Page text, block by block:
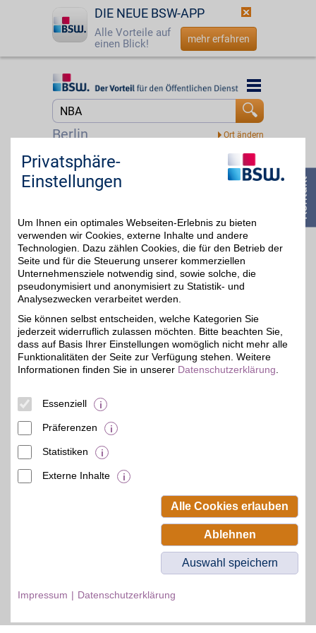
DIE NEUE BSW-APP
Alle Vorteile auf
einen Blick!
mehr erfahren
Startseite
☎ 0800 - 279 25 82
Berlin
Startseite
DAZN
Mit dem Livesport-
Jahr erleben: von zu
Hause, unterwegs,
zeitversetzt oder im
Rückblick. Jetzt das
umfangreiche
Sportangebot genießen
und BSW-Vorteil sichern.
Zum Partnerprofil
4%
DAZN Gutschein
© BSW Verbraucher-Service
Alle Rechte vorbehalten.
Privatsphäre-
Einstellungen
Um Ihnen ein optimales Webseiten-Erlebnis zu bieten
verwenden wir Cookies, externe Inhalte und andere
Technologien. Dazu zählen Cookies, die für den Betrieb der
Seite und für die Steuerung unserer kommerziellen
Unternehmensziele notwendig sind, sowie solche, die
pseudonymisiert und anonymisiert zu Statistik- und
Analysezwecken verarbeitet werden.
Sie können selbst entscheiden, welche Kategorien Sie
jederzeit widerruflich zulassen möchten. Bitte beachten Sie,
dass auf Basis Ihrer Einstellungen womöglich nicht mehr alle
Funktionalitäten der Seite zur Verfügung stehen. Weitere
Informationen finden Sie in unserer Datenschutzerklärung
Essenziell
Präferenzen
Statistiken
Externe Inhalte
Alle Cookies erlauben
Ablehnen
Auswahl speichern
Impressum Datenschutzerklärung